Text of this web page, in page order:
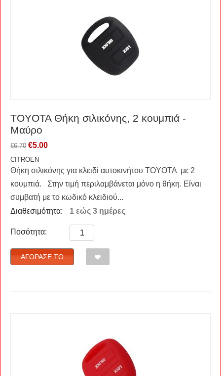
TOYOTA Θήκη σιλικόνης, 2 κουμπιά -
Μαύρο
€6.70 €5.00
CITROEN
Θήκη σιλικόνης για κλειδί αυτοκινήτου TOYOTA με 2
κουμπιά. Στην τιμή περιλαμβάνεται μόνο η θήκη. Είναι
συμβατή με το κωδικό κλειδιού...
Διαθεσιμότητα:
1 εώς 3 ημέρες
Ποσότητα:
ΑΓΌΡΑΣΈ ΤΟ